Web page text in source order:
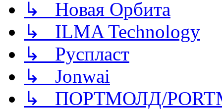
↳ Новая Орбита
↳ ILMA Technology
↳ Руспласт
↳ Jonwai
↳ ПОРТМОЛД/